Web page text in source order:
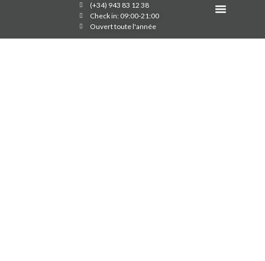
(+34) 943 83 12 38
Check in: 09:00-21:00
Ouvert toute l'année